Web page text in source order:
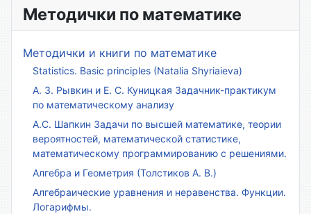
Методички по математике
Методички и книги по математике
Statistics. Basic principles (Natalia Shyriaieva)
А. З. Рывкин и Е. С. Куницкая Задачник-практикум
по математическому анализу
А.С. Шапкин Задачи по высшей математике, теории
вероятностей, математической статистике,
математическому программированию с решениями.
Алгебра и Геометрия (Толстиков А. В.)
Алгебраические уравнения и неравенства. Функции.
Логарифмы.